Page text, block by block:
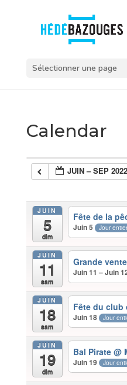
Sélectionner une page
Calendar
JUIN – SEP 2022
JUIN
5
dim
Fête de la
Juin 5 Jour
JUIN
11
sam
Grande
Juin 11 – Juin
JUIN
18
sam
Fête du club
Juin 18 Jour
JUIN
19
dim
Bal Pirate@
Juin 19 Jour